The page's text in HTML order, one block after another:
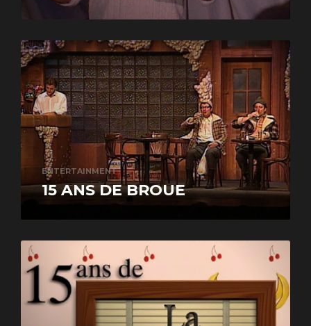
ENTERTAINMENT
15 ANS DE BROUE